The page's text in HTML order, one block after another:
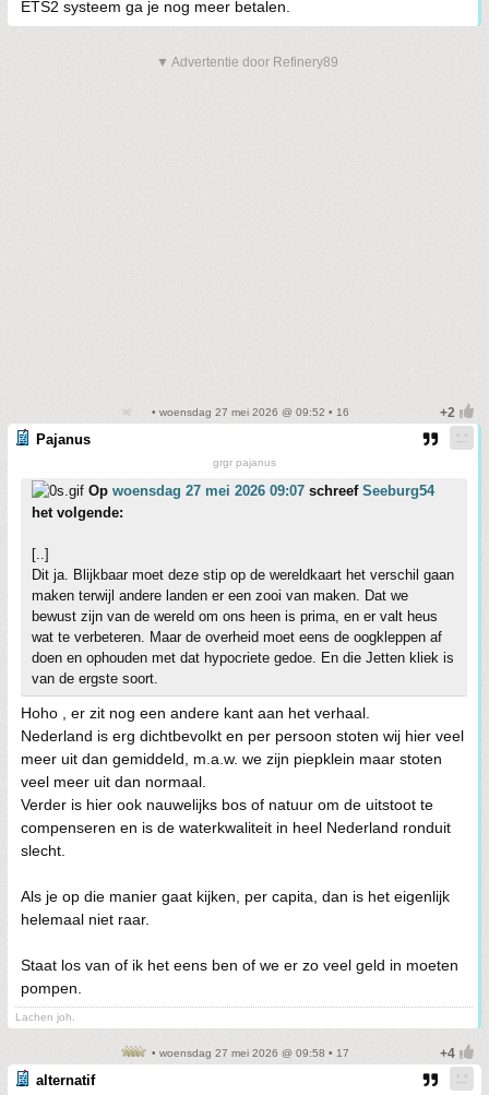
ETS2 systeem ga je nog meer betalen.
▼ Advertentie door Refinery89
• woensdag 27 mei 2026 @ 09:52 • 16
Pajanus
grgr pajanus
Op woensdag 27 mei 2026 09:07 schreef Seeburg54
het volgende:
[..]
Dit ja. Blijkbaar moet deze stip op de wereldkaart het verschil gaan
maken terwijl andere landen er een zooi van maken. Dat we
bewust zijn van de wereld om ons heen is prima, en er valt heus
wat te verbeteren. Maar de overheid moet eens de oogkleppen af
doen en ophouden met dat hypocriete gedoe. En die Jetten kliek is
van de ergste soort.
Hoho , er zit nog een andere kant aan het verhaal.
Nederland is erg dichtbevolkt en per persoon stoten wij hier veel
meer uit dan gemiddeld, m.a.w. we zijn piepklein maar stoten
veel meer uit dan normaal.
Verder is hier ook nauwelijks bos of natuur om de uitstoot te
compenseren en is de waterkwaliteit in heel Nederland ronduit
slecht.
Als je op die manier gaat kijken, per capita, dan is het eigenlijk
helemaal niet raar.
Staat los van of ik het eens ben of we er zo veel geld in moeten
pompen.
Lachen joh.
• woensdag 27 mei 2026 @ 09:58 • 17
alternatif